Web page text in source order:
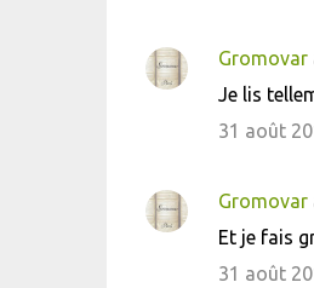
r
e
Gromovar
Je lis
31 août
Gromovar
Et je fais
31 août